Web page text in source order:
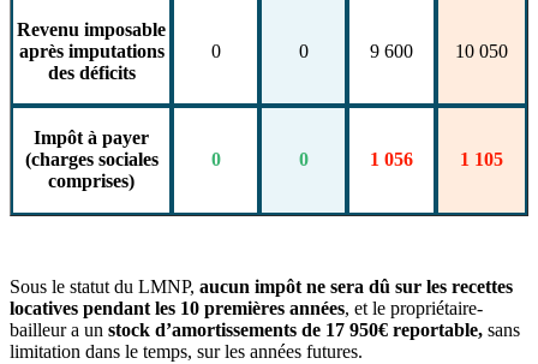
‍Revenu imposable
après imputations
des déficits
0 0 9 600 10 050
‍Impôt à payer
(charges sociales
comprises)
0 0 1 056 1 105
Sous le statut du LMNP, aucun impôt ne sera dû sur les recettes
locatives pendant les 10 premières années, et le propriétaire-
bailleur a un stock d’amortissements de 17 950€ reportable, sans
limitation dans le temps, sur les années futures.